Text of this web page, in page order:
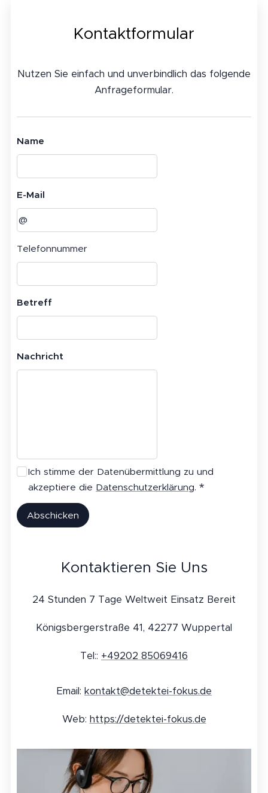
Kontaktformular
Nutzen Sie einfach und unverbindlich das folgende
Anfrageformular.
Name
E-Mail
Telefonnummer
Betreff
Nachricht
Ich stimme der Datenübermittlung zu und
akzeptiere die Datenschutzerklärung.
Abschicken
Kontaktieren Sie Uns
24 Stunden 7 Tage Weltweit Einsatz Bereit
Königsbergerstraße 41, 42277 Wuppertal
Tel:: +49202 85069416
Email: kontakt@detektei-fokus.de
Web: https://detektei-fokus.de